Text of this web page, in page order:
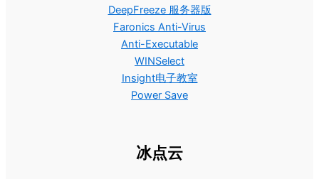
DeepFreeze 服务器版
Faronics Anti-Virus
Anti-Executable
WINSelect
Insight电子教室
Power Save
冰点云